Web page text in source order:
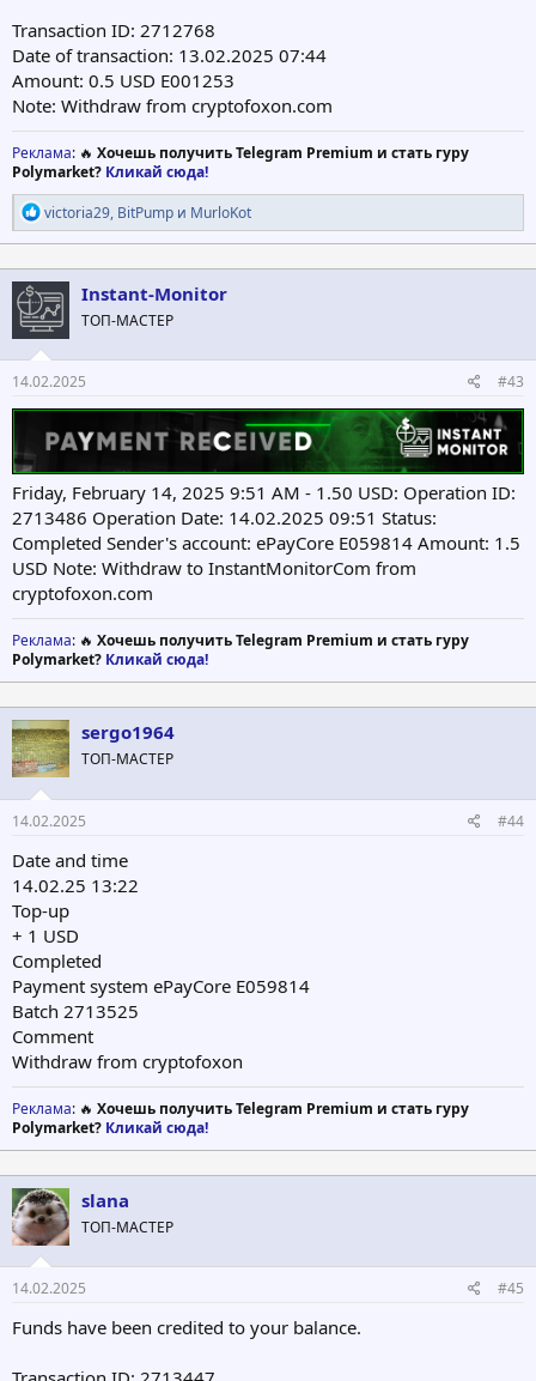
Transaction ID: 2712768
Date of transaction: 13.02.2025 07:44
Amount: 0.5 USD Е001253
Note: Withdraw from cryptofoxon.com
Реклама: 🔥 Хочешь получить Telegram Premium и стать гуру
Polymarket? Кликай сюда!
Р
е
а
к
ц
и
и
:
victoria29, BitPump и MurloKot
Instant-Monitor
ТОП-МАСТЕР
14.02.2025 #43
Friday, February 14, 2025 9:51 AM - 1.50 USD: Operation ID:
2713486 Operation Date: 14.02.2025 09:51 Status:
Completed Sender's account: ePayCore E059814 Amount: 1.5
USD Note: Withdraw to InstantMonitorCom from
cryptofoxon.com
Реклама: 🔥 Хочешь получить Telegram Premium и стать гуру
Polymarket? Кликай сюда!
sergo1964
ТОП-МАСТЕР
14.02.2025 #44
Date and time
14.02.25 13:22
Top-up
+ 1 USD
Completed
Payment system ePayCore E059814
Batch 2713525
Comment
Withdraw from cryptofoxon
Реклама: 🔥 Хочешь получить Telegram Premium и стать гуру
Polymarket? Кликай сюда!
slana
ТОП-МАСТЕР
14.02.2025 #45
Funds have been credited to your balance.